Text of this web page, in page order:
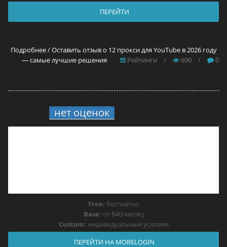
ПЕРЕЙТИ
Подробнее / Оставить отзыв о 12 прокси для YouTube в 2026 году
— самые лучшие решения
Рейтинги / 690 / 0
нет оценок
Free: бесплатно
Base: от $40/месяц
Custom: индивидуальные условия
ПЕРЕЙТИ НА MORELOGIN